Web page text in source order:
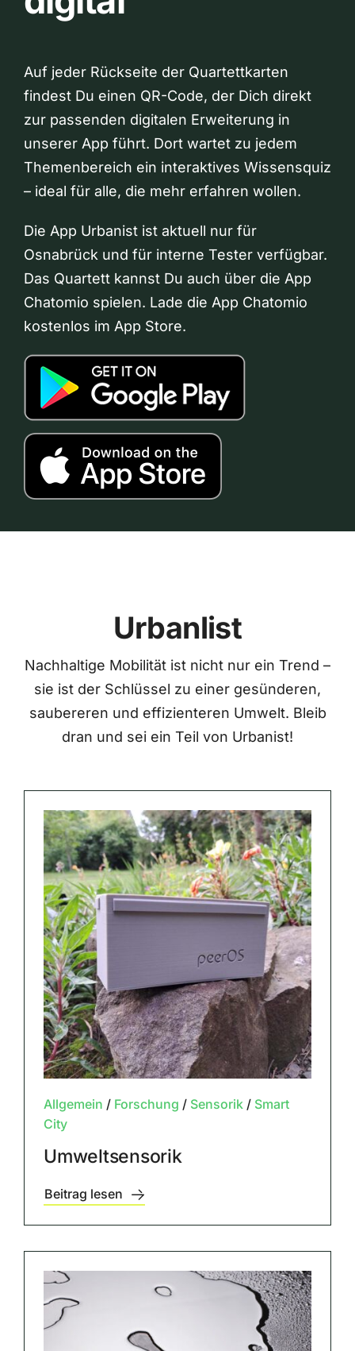
Auf jeder Rückseite der Quartettkarten
findest Du einen QR-Code, der Dich direkt
zur passenden digitalen Erweiterung in
unserer App führt. Dort wartet zu jedem
Themenbereich ein interaktives Wissensquiz
– ideal für alle, die mehr erfahren wollen.
Die App Urbanist ist aktuell nur für
Osnabrück und für interne Tester verfügbar.
Das Quartett kannst Du auch über die App
Chatomio spielen. Lade die App Chatomio
kostenlos im App Store.
Urbanlist
Nachhaltige Mobilität ist nicht nur ein Trend –
sie ist der Schlüssel zu einer gesünderen,
saubereren und effizienteren Umwelt. Bleib
dran und sei ein Teil von Urbanist!
Allgemein / Forschung / Sensorik/ Smart
City
Umweltsensorik
Beitrag lesen